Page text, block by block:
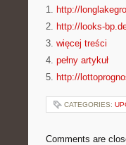
1. http://
2. http://looks-
3. więcej treści
4. pełny artykuł
5. http://
CATEGORIES:
Comments are